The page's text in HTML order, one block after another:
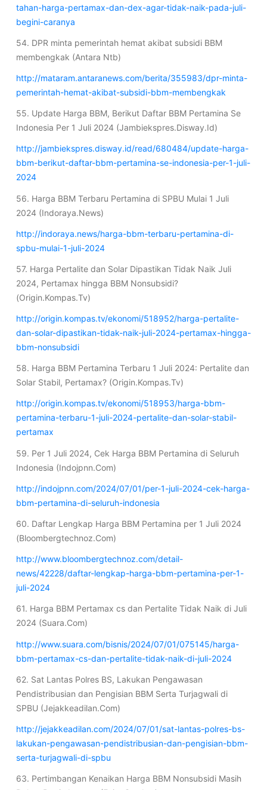
tahan-harga-pertamax-dan-dex-agar-tidak-naik-pada-juli-
begini-caranya
54. DPR minta pemerintah hemat akibat subsidi BBM
membengkak (Antara Ntb)
http://mataram.antaranews.com/berita/355983/dpr-minta-
pemerintah-hemat-akibat-subsidi-bbm-membengkak
55. Update Harga BBM, Berikut Daftar BBM Pertamina Se
Indonesia Per 1 Juli 2024 (Jambiekspres.Disway.Id)
http://jambiekspres.disway.id/read/680484/update-harga-
bbm-berikut-daftar-bbm-pertamina-se-indonesia-per-1-juli-
2024
56. Harga BBM Terbaru Pertamina di SPBU Mulai 1 Juli
2024 (Indoraya.News)
http://indoraya.news/harga-bbm-terbaru-pertamina-di-
spbu-mulai-1-juli-2024
57. Harga Pertalite dan Solar Dipastikan Tidak Naik Juli
2024, Pertamax hingga BBM Nonsubsidi?
(Origin.Kompas.Tv)
http://origin.kompas.tv/ekonomi/518952/harga-pertalite-
dan-solar-dipastikan-tidak-naik-juli-2024-pertamax-hingga-
bbm-nonsubsidi
58. Harga BBM Pertamina Terbaru 1 Juli 2024: Pertalite dan
Solar Stabil, Pertamax? (Origin.Kompas.Tv)
http://origin.kompas.tv/ekonomi/518953/harga-bbm-
pertamina-terbaru-1-juli-2024-pertalite-dan-solar-stabil-
pertamax
59. Per 1 Juli 2024, Cek Harga BBM Pertamina di Seluruh
Indonesia (Indojpnn.Com)
http://indojpnn.com/2024/07/01/per-1-juli-2024-cek-harga-
bbm-pertamina-di-seluruh-indonesia
60. Daftar Lengkap Harga BBM Pertamina per 1 Juli 2024
(Bloombergtechnoz.Com)
http://www.bloombergtechnoz.com/detail-
news/42228/daftar-lengkap-harga-bbm-pertamina-per-1-
juli-2024
61. Harga BBM Pertamax cs dan Pertalite Tidak Naik di Juli
2024 (Suara.Com)
http://www.suara.com/bisnis/2024/07/01/075145/harga-
bbm-pertamax-cs-dan-pertalite-tidak-naik-di-juli-2024
62. Sat Lantas Polres BS, Lakukan Pengawasan
Pendistribusian dan Pengisian BBM Serta Turjagwali di
SPBU (Jejakkeadilan.Com)
http://jejakkeadilan.com/2024/07/01/sat-lantas-polres-bs-
lakukan-pengawasan-pendistribusian-dan-pengisian-bbm-
serta-turjagwali-di-spbu
63. Pertimbangan Kenaikan Harga BBM Nonsubsidi Masih